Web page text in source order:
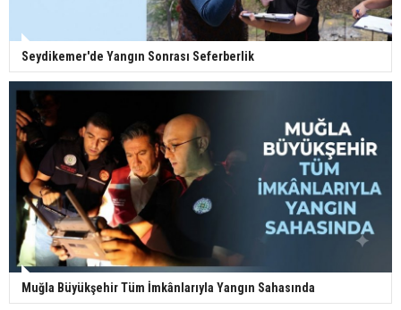
Seydikemer'de Yangın Sonrası Seferberlik
Muğla Büyükşehir Tüm İmkânlarıyla Yangın Sahasında